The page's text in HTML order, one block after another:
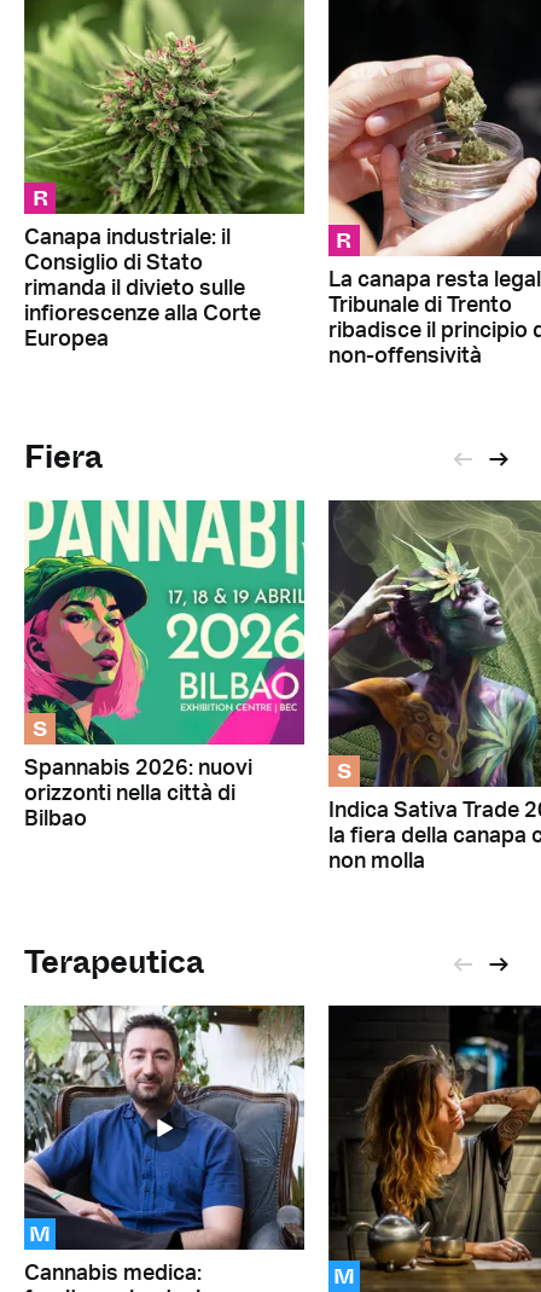
R
Canapa industriale: il
Consiglio di Stato
rimanda il divieto sulle
infiorescenze alla Corte
Europea
R
La canapa resta
Tribunale di Trento
ribadisce il principio
non-offensività
Fiera
S
Spannabis 2026: nuovi
orizzonti nella città di
Bilbao
S
Indica Sativa Trade
la fiera della canapa
non molla
Terapeutica
M
Cannabis medica:
M